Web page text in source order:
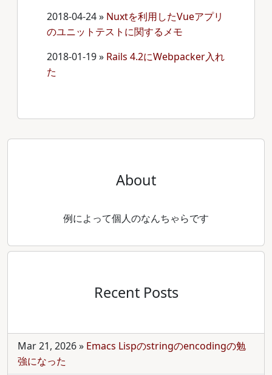
2018-04-24» Nuxtを利用したVueアプリ
のユニットテストに関するメモ
2018-01-19» Rails 4.2にWebpacker入れ
た
About
例によって個人のなんちゃらです
Recent Posts
Mar 21, 2026» Emacs Lispのstringのencodingの勉
強になった